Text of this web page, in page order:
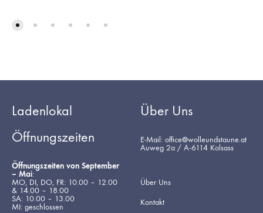
Ladenlokal
Öffnungszeiten
Öffnungszeiten von September
– Mai:
MO, DI, DO, FR: 10.00 – 12.00
& 14.00 – 18.00
SA: 10.00 – 13.00
MI: geschlossen
Über Uns
E-Mail: office@wolleundstaune.at
Auweg 2a / A-6114 Kolsass
Über Uns
Kontakt